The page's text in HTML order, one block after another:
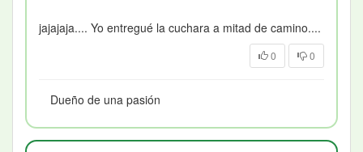
jajajaja.... Yo entregué la cuchara a mitad de camino....
0 0
Dueño de una pasión